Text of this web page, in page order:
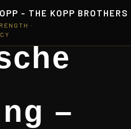
- THE KOPP BROTHERS
·
–